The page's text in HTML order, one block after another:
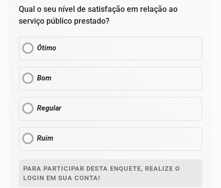
Qual o seu nível de satisfação em relação ao
serviço público prestado?
Ótimo
Bom
Regular
Ruim
PARA PARTICIPAR DESTA ENQUETE, REALIZE O
LOGIN EM SUA CONTA!